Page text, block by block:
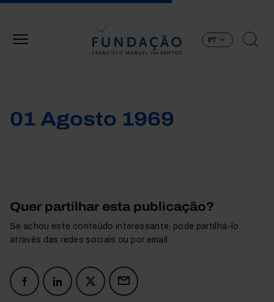
PT
01 Agosto 1969
Quer partilhar esta publicação?
Se achou este conteúdo interessante, pode partilhá-lo
através das redes sociais ou por email.